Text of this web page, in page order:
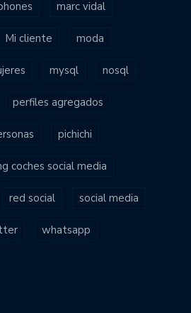
marc vidal
Mi cliente moda
mysql nosql
perfiles agregados
pichichi
coches social media
red social social media
whatsapp